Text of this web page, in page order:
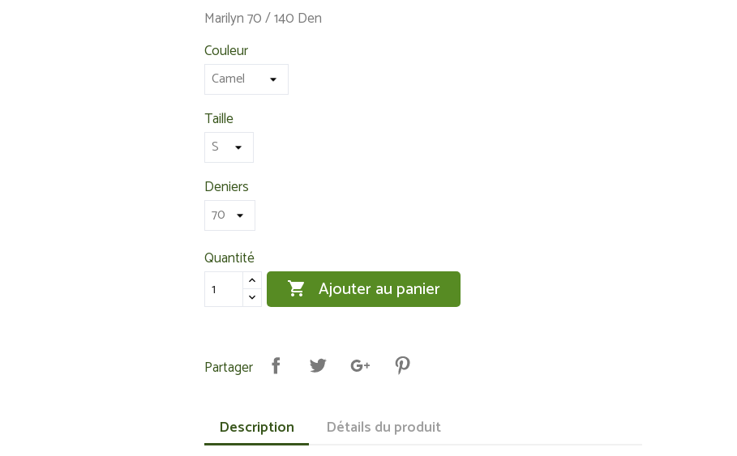
Marilyn 70 / 140 Den
Couleur
Taille
Deniers
Quantité
 Ajouter au panier
Partager
Description Détails du produit